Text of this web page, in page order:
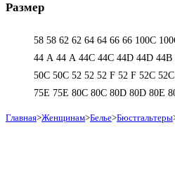
Размер
58 58 62 62 64 64 66 66 100C
44 А 44 А 44C 44C 44D 44D 44В
50С 50С 52 52 52 F 52 F 52C 52C
75E 75E 80C 80C 80D 80D 80E
Главная>Женщинам>Белье>Бюстгальтеры